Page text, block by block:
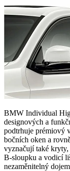
BMW Individual
designových a
podtrhuje prémiový
bočních oken a
vyznačují také
B-sloupku a vodicí
nezaměnitelný